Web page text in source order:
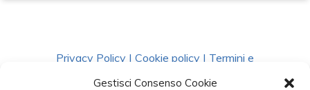
Gestisci Consenso Cookie
Privacy Policy | Cookie policy | Termini e
Condizioni|Richiedi Dati